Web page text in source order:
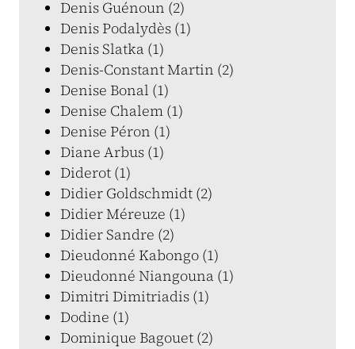
Denis Guénoun (2)
Denis Podalydès (1)
Denis Slatka (1)
Denis-Constant Martin (2)
Denise Bonal (1)
Denise Chalem (1)
Denise Péron (1)
Diane Arbus (1)
Diderot (1)
Didier Goldschmidt (2)
Didier Méreuze (1)
Didier Sandre (2)
Dieudonné Kabongo (1)
Dieudonné Niangouna (1)
Dimitri Dimitriadis (1)
Dodine (1)
Dominique Bagouet (2)